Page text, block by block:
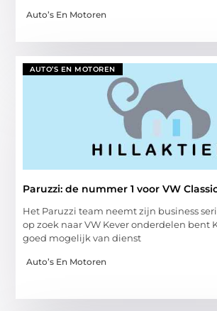
Auto’s En Motoren
AUTO’S EN MOTOREN
Paruzzi: de nummer 1 voor VW
Het Paruzzi team neemt zijn business
op zoek naar VW Kever onderdelen bent
goed mogelijk van dienst
Auto’s En Motoren